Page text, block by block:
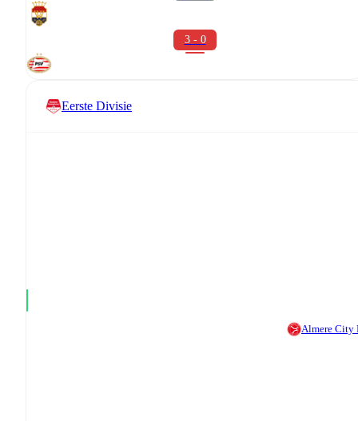
3 - 0
Eerste Divisie
Almere City